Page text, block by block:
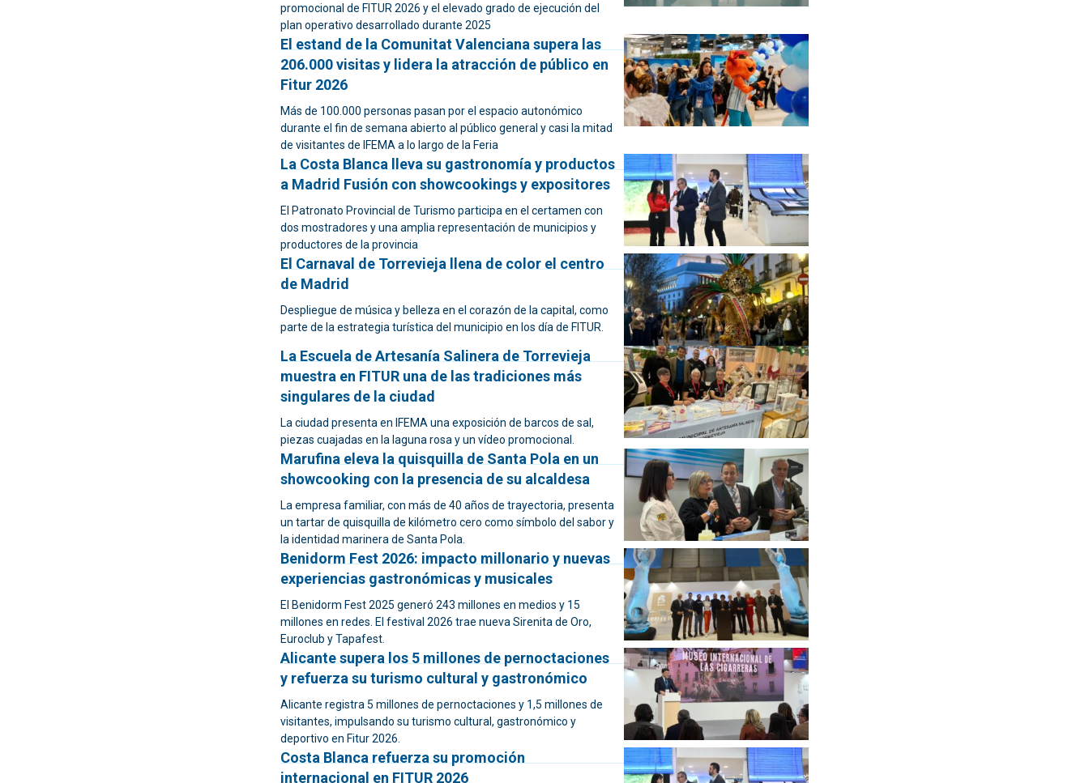
promocional de FITUR 2026 y el elevado grado de ejecución del
plan operativo desarrollado durante 2025
El estand de la Comunitat Valenciana supera las
206.000 visitas y lidera la atracción de público en
Fitur 2026
Más de 100.000 personas pasan por el espacio autonómico
durante el fin de semana abierto al público general y casi la mitad
de visitantes de IFEMA a lo largo de la Feria
La Costa Blanca lleva su gastronomía y productos
a Madrid Fusión con showcookings y expositores
El Patronato Provincial de Turismo participa en el certamen con
dos mostradores y una amplia representación de municipios y
productores de la provincia
El Carnaval de Torrevieja llena de color el centro
de Madrid
Despliegue de música y belleza en el corazón de la capital, como
parte de la estrategia turística del municipio en los día de FITUR.
La Escuela de Artesanía Salinera de Torrevieja
muestra en FITUR una de las tradiciones más
singulares de la ciudad
La ciudad presenta en IFEMA una exposición de barcos de sal,
piezas cuajadas en la laguna rosa y un vídeo promocional.
Marufina eleva la quisquilla de Santa Pola en un
showcooking con la presencia de su alcaldesa
La empresa familiar, con más de 40 años de trayectoria, presenta
un tartar de quisquilla de kilómetro cero como símbolo del sabor y
la identidad marinera de Santa Pola.
Benidorm Fest 2026: impacto millonario y nuevas
experiencias gastronómicas y musicales
El Benidorm Fest 2025 generó 243 millones en medios y 15
millones en redes. El festival 2026 trae nueva Sirenita de Oro,
Euroclub y Tapafest.
Alicante supera los 5 millones de pernoctaciones
y refuerza su turismo cultural y gastronómico
Alicante registra 5 millones de pernoctaciones y 1,5 millones de
visitantes, impulsando su turismo cultural, gastronómico y
deportivo en Fitur 2026.
Costa Blanca refuerza su promoción
internacional en FITUR 2026